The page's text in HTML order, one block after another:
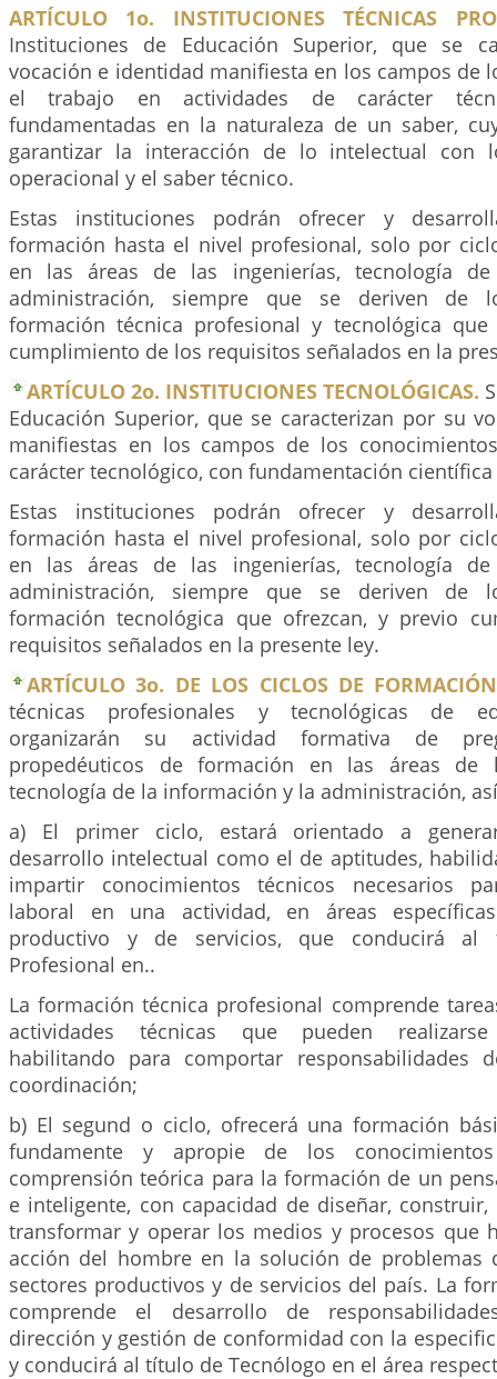
ARTÍCULO 1o. INSTITUCIONES TÉCNICAS
Instituciones de Educación Superior, que se
vocación e identidad manifiesta en los campos de
el trabajo en actividades de carácter
fundamentadas en la naturaleza de un saber,
garantizar la interacción de lo intelectual con
operacional y el saber técnico.
Estas instituciones podrán ofrecer y
formación hasta el nivel profesional, solo por
en las áreas de las ingenierías, tecnología
administración, siempre que se deriven de
formación técnica profesional y tecnológica
cumplimiento de los requisitos señalados en la
ARTÍCULO 2o. INSTITUCIONES TECNOLÓGICAS.
Educación Superior, que se caracterizan por su
manifiestas en los campos de los
carácter tecnológico, con fundamentación
Estas instituciones podrán ofrecer y
formación hasta el nivel profesional, solo por
en las áreas de las ingenierías, tecnología
administración, siempre que se deriven de
formación tecnológica que ofrezcan, y previo
requisitos señalados en la presente ley.
ARTÍCULO 3o. DE LOS CICLOS DE
técnicas profesionales y tecnológicas de
organizarán su actividad formativa de
propedéuticos de formación en las áreas de
tecnología de la información y la administración,
a) El primer ciclo, estará orientado a
desarrollo intelectual como el de aptitudes,
impartir conocimientos técnicos necesarios
laboral en una actividad, en áreas
productivo y de servicios, que conducirá al
Profesional en..
La formación técnica profesional comprende
actividades técnicas que pueden realizarse
habilitando para comportar responsabilidades
coordinación;
b) El segund o ciclo, ofrecerá una formación
fundamente y apropie de los
comprensión teórica para la formación de un
e inteligente, con capacidad de diseñar,
transformar y operar los medios y procesos que
acción del hombre en la solución de problemas
sectores productivos y de servicios del país. La
comprende el desarrollo de
dirección y gestión de conformidad con la
y conducirá al título de Tecnólogo en el área